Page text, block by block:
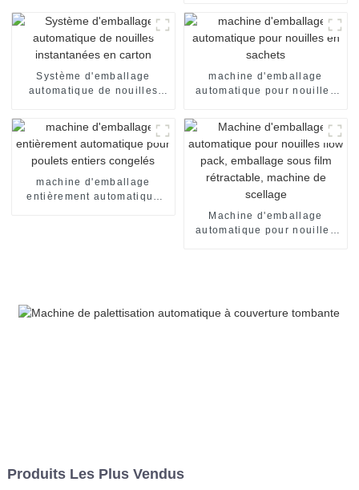
Système d'emballage
automatique de nouilles
machine d'emballage
automatique pour nouilles
machine d'emballage
entièrement automatique
Machine d'emballage
automatique pour nouilles
Produits Les Plus Vendus